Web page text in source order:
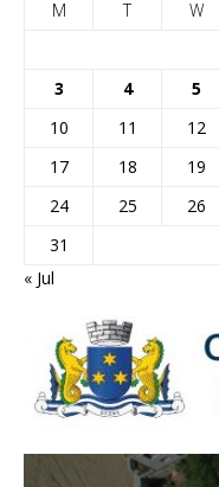
M
T W
3
4 5
10
11 12
17
18 19
24
25 26
31
« Jul